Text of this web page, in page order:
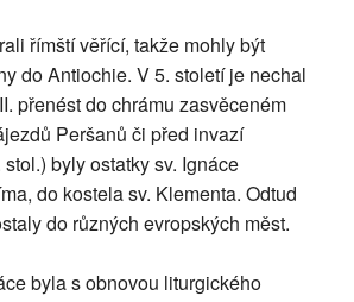
římští věřící, takže mohly být
do Antiochie. V 5. století je nechal
přenést do chrámu zasvěceném
Peršanů či před invazí
byly ostatky sv. Ignáce
do kostela sv. Klementa. Odtud
do různých evropských měst.
byla s obnovou liturgického